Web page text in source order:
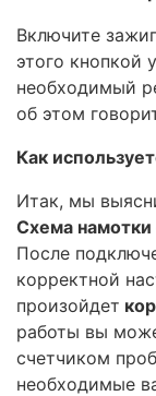
Включите
этого кнопкой
необходимый
об этом
Как
Итак, мы
Схема
После
корректной
произойдет
работы вы
счетчиком
необходимые